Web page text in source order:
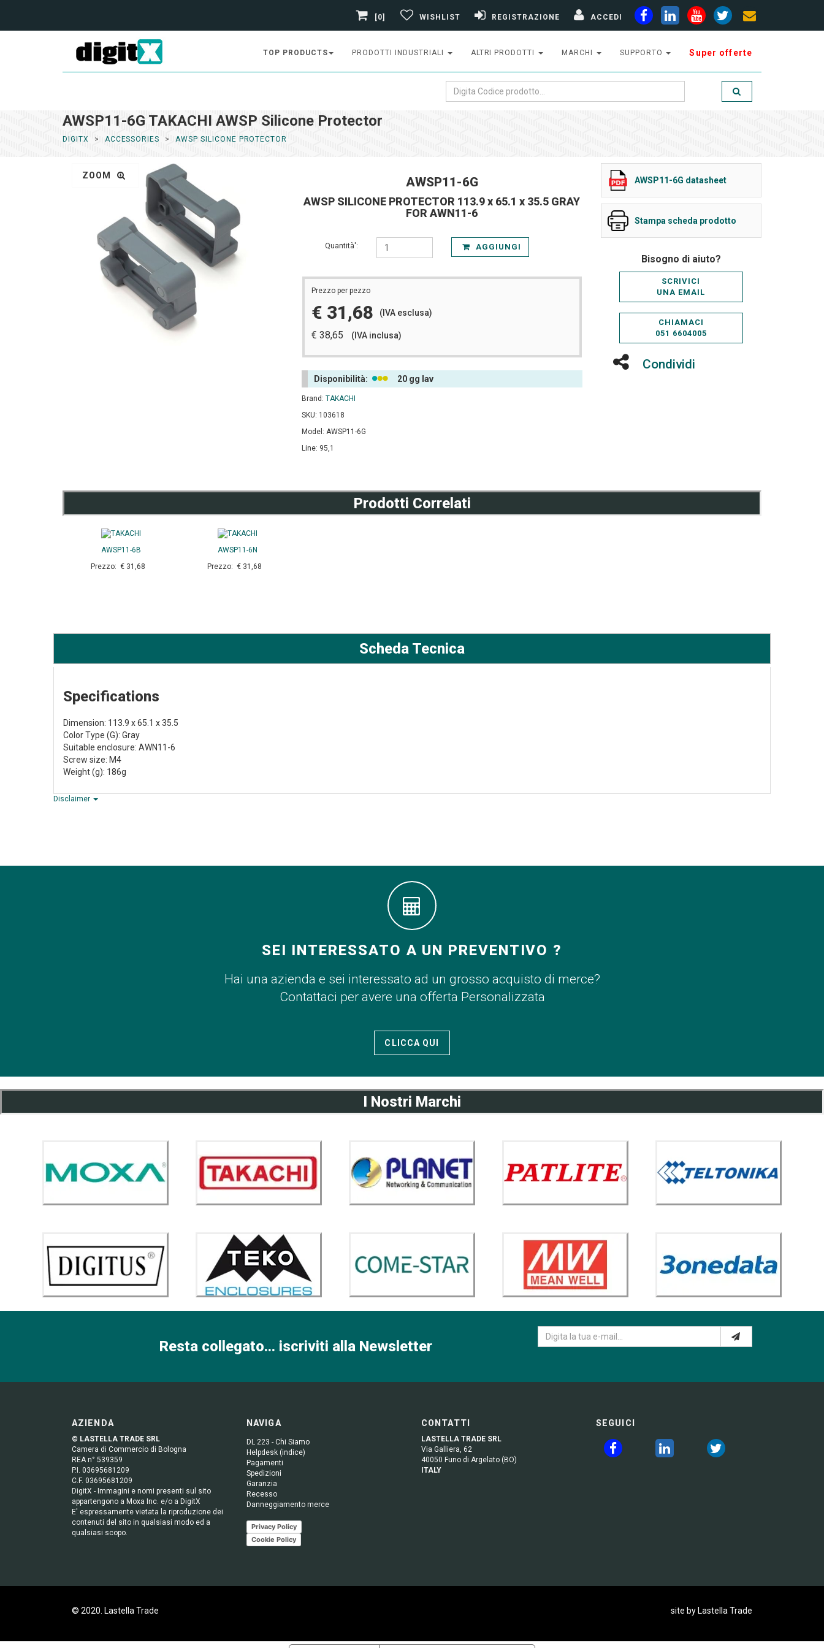
[0] WISHLIST REGISTRAZIONE ACCEDI
TOP PRODUCTS PRODOTTI INDUSTRIALI ALTRI PRODOTTI MARCHI SUPPORTO Super offerte
AWSP11-6G TAKACHI AWSP Silicone Protector
DIGITX ACCESSORIES AWSP SILICONE PROTECTOR
ZOOM AWSP11-6G
AWSP SILICONE PROTECTOR 113.9 x 65.1 x 35.5 GRAY
FOR AWN11-6
Quantità': AGGIUNGI
Prezzo per pezzo
€ 31,68 (IVA esclusa)
€ 38,65 (IVA inclusa)
Disponibilità: 20 gg lav
Brand: TAKACHI
SKU: 103618
Model: AWSP11-6G
Line: 95,1
AWSP11-6G datasheet
Stampa scheda prodotto
Bisogno di aiuto?
SCRIVICI
UNA EMAIL
CHIAMACI
051 6604005
Condividi
Prodotti Correlati
AWSP11-6B
Prezzo: € 31,68
AWSP11-6N
Prezzo: € 31,68
Scheda Tecnica
Specifications
Dimension: 113.9 x 65.1 x 35.5
Color Type (G): Gray
Suitable enclosure: AWN11-6
Screw size: M4
Weight (g): 186g
Disclaimer
SEI INTERESSATO A UN PREVENTIVO ?
Hai una azienda e sei interessato ad un grosso acquisto di merce?
Contattaci per avere una offerta Personalizzata
CLICCA QUI
I Nostri Marchi
Resta collegato... iscriviti alla Newsletter
AZIENDA
© LASTELLA TRADE SRL
Camera di Commercio di Bologna
REA n° 539359
P.I. 03695681209
C.F. 03695681209
DigitX - Immagini e nomi presenti sul sito
appartengono a Moxa Inc. e/o a DigitX
E' espressamente vietata la riproduzione dei
contenuti del sito in qualsiasi modo ed a
qualsiasi scopo.
NAVIGA
DL 223 - Chi Siamo
Helpdesk (indice)
Pagamenti
Spedizioni
Garanzia
Recesso
Danneggiamento merce
Privacy Policy
Cookie Policy
CONTATTI
LASTELLA TRADE SRL
Via Galliera, 62
40050 Funo di Argelato (BO)
ITALY
SEGUICI
© 2020. Lastella Trade site by Lastella Trade